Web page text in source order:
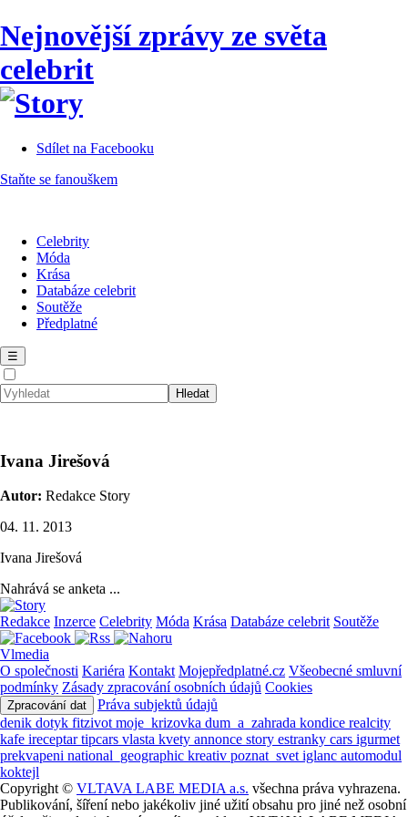
Nejnovější zprávy ze světa
celebrit
Sdílet na Facebooku
Staňte se fanouškem
Celebrity
Móda
Krása
Databáze celebrit
Soutěže
Předplatné
☰
Ivana Jirešová
Autor: Redakce Story
04. 11. 2013
Ivana Jirešová
Nahrává se anketa ...
Redakce Inzerce Celebrity Móda Krása Databáze celebrit Soutěže
Vlmedia
O společnosti Kariéra Kontakt Mojepředplatné.cz Všeobecné smluvní
podmínky Zásady zpracování osobních údajů Cookies
Zpracování dat
Práva subjektů údajů
denik dotyk fitzivot moje_krizovka dum_a_zahrada kondice realcity
kafe ireceptartipcars vlasta kvety annonce story estranky cars igurmet
prekvapeni national_geographic kreativ poznat_svet iglanc automodul
koktejl
Copyright © VLTAVA LABE MEDIA a.s. všechna práva vyhrazena.
Publikování, šíření nebo jakékoliv jiné užití obsahu pro jiné než osobní